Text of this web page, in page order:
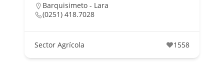
Barquisimeto - Lara
(0251) 418.7028
Sector Agrícola 1558